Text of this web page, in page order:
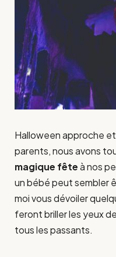
Halloween approche
parents, nous avons
magique fêteà nos
un bébé peut sembler
moi vous dévoiler
feront briller les yeux
tous les passants.